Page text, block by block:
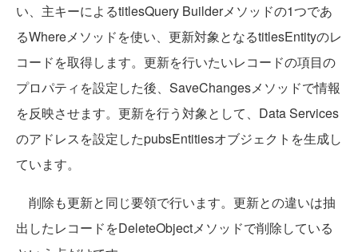
い、主キーによるtitlesQuery Builderメソッドの1つであ
るWhereメソッドを使い、更新対象となるtitlesEntityのレ
コードを取得します。更新を行いたいレコードの項目の
プロパティを設定した後、SaveChangesメソッドで情報
を反映させます。更新を行う対象として、Data Services
のアドレスを設定したpubsEntitiesオブジェクトを生成し
ています。
削除も更新と同じ要領で行います。更新との違いは抽
出したレコードをDeleteObjectメソッドで削除している